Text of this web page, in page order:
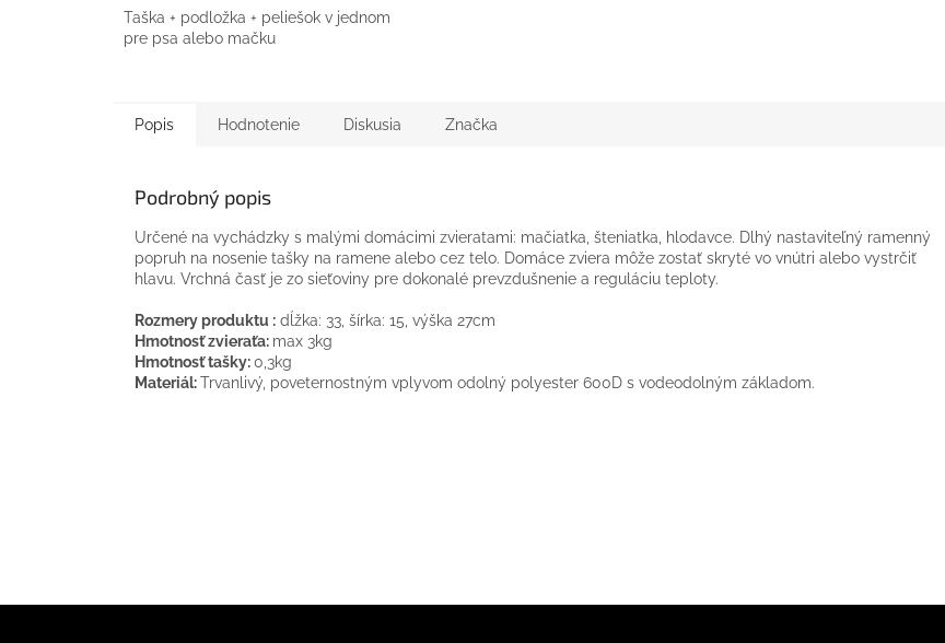
Taška + podložka + peliešok v jednom
pre psa alebo mačku
Popis Hodnotenie Diskusia Značka
Podrobný popis
Určené na vychádzky s malými domácimi zvieratami: mačiatka, šteniatka, hlodavce. Dlhý nastaviteľný ramenný
popruh na nosenie tašky na ramene alebo cez telo. Domáce zviera môže zostať skryté vo vnútri alebo vystrčiť
hlavu. Vrchná časť je zo sieťoviny pre dokonalé prevzdušnenie a reguláciu teploty.
Rozmery produktu : dĺžka: 33, šírka: 15, výška 27cm
Hmotnosť zvieraťa: max 3kg
Hmotnosť tašky:0,3kg
Materiál:Trvanlivý, poveternostným vplyvom odolný polyester 600D s vodeodolným základom.